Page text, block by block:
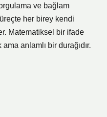
ve bağlam
her birey kendi
Matematiksel bir ifade
anlamlı bir durağıdır.